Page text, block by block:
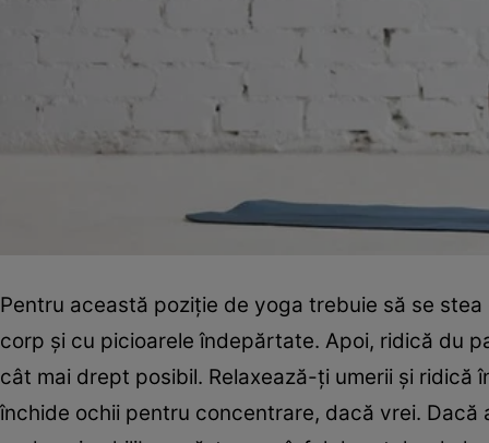
Pentru această poziţie de yoga trebuie să se
corp şi cu picioarele îndepărtate. Apoi, ridică du
cât mai drept posibil. Relaxează-ţi umerii şi
închide ochii pentru concentrare, dacă vrei.